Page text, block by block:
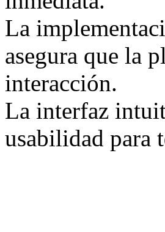
La
asegura que la
interacción.
La interfaz
usabilidad para